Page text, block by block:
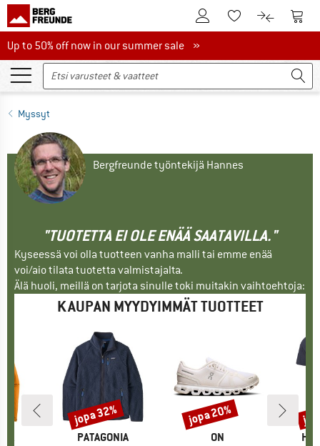
Tästä asiakastililleTästä toivelistalle.
Tästä
Up to 50% off now in our summer sale
Up to 50% off now in our summer sale »
Myssyt
Bergfreunde työntekijä Hannes
"TUOTETTA EI OLE ENÄÄ SAATAVILLA."
Kyseessä voi olla tuotteen vanha malli tai emme enää
voi/aio tilata tuotetta valmistajalta.
Älä huoli, meillä on tarjota sinulle toki muitakin vaihtoehtoja:
KAUPAN MYYDYIMMÄT TUOTTEET
MERKKI
PATAGONIA
Alennus
jopa 32%
MERKKI
ON
Alennus
jopa 20%